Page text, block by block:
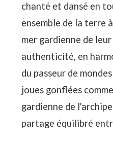
chanté et dansé en
ensemble de la terre
mer gardienne de
authenticité, en
du passeur de
joues gonflées
gardienne de
partage équilibré